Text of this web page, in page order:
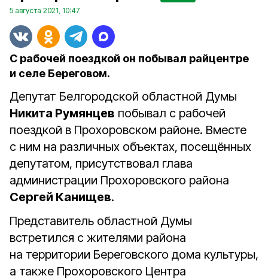
5 августа 2021, 10:47
С рабочей поездкой он побывал райцентре
и селе Береговом.
Депутат Белгородской областной Думы
Никита Румянцев побывал с рабочей
поездкой в Прохоровском районе. Вместе
с ним на различных объектах, посещённых
депутатом, присутствовал глава
администрации Прохоровского района
Сергей Канищев.
Представитель областной Думы
встретился с жителями района
на территории Береговского дома культуры,
а также Прохоровского Центра